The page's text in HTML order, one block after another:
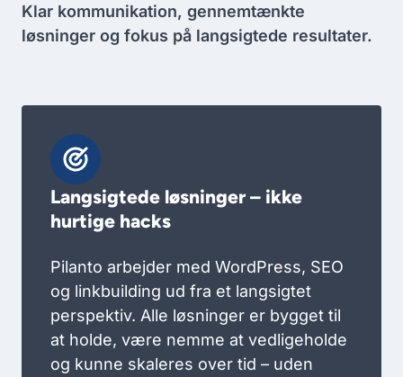
Klar kommunikation, gennemtænkte
løsninger og fokus på langsigtede resultater.
Langsigtede løsninger – ikke
hurtige hacks
Pilanto arbejder med WordPress, SEO
og linkbuilding ud fra et langsigtet
perspektiv. Alle løsninger er bygget til
at holde, være nemme at vedligeholde
og kunne skaleres over tid – uden